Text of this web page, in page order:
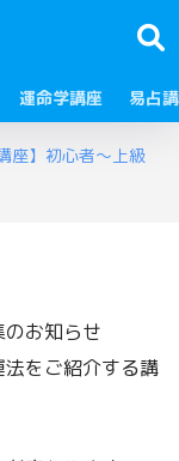
運命学講座 易占
座】初心者～上級
お知らせ
をご紹介する講